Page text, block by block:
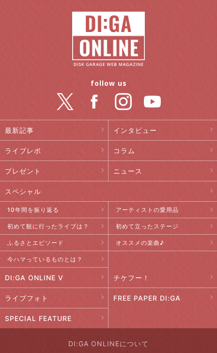
最新記事 インタビュー
ライブレポ コラム
プレゼント ニュース
スペシャル
10年間を振り返る アーティストの愛用品
初めて観に行ったライブは？ 初めて立ったステージ
ふるさとエピソード オススメの楽曲♪
今ハマっているものとは？
DI:GA ONLINE V チケフー！
ライブフォト FREE PAPER DI:GA
SPECIAL FEATURE
follow us
DI:GA ONLINEについて